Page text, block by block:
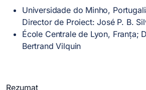
Universidade do Minho,
Director de Proiect: José P. B.
École Centrale de Lyon, Franța;
Bertrand Vilquin
Rezumat